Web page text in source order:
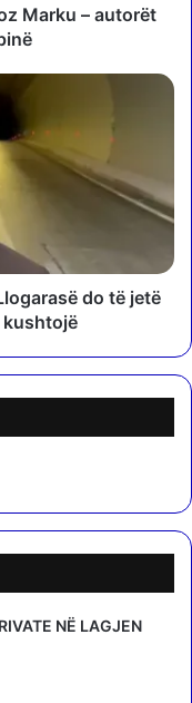
Marku – autorët
do të jetë
kushtojë
NË LAGJEN